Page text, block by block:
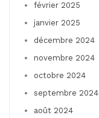
février 2025
janvier 2025
décembre 2024
novembre 2024
octobre 2024
septembre 2024
août 2024